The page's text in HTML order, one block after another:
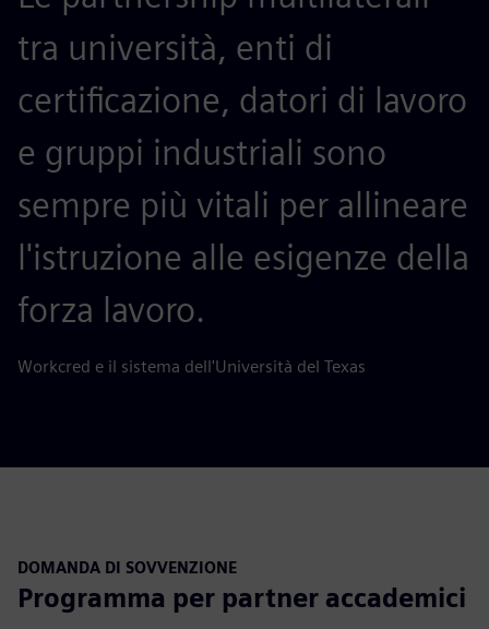
tra università, enti di
certificazione, datori di lavoro
e gruppi industriali sono
sempre più vitali per allineare
l'istruzione alle esigenze della
forza lavoro.
Workcred e il sistema dell'Università del Texas
DOMANDA DI SOVVENZIONE
Programma per partner accademici